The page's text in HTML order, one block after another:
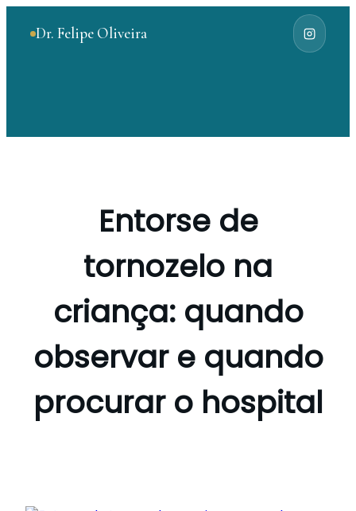
Dr. Felipe Oliveira
Entorse de
tornozelo na
criança: quando
observar e quando
procurar o hospital